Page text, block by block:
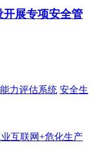
展专项安全管
力评估系统 安全生
业互联网+危化生产